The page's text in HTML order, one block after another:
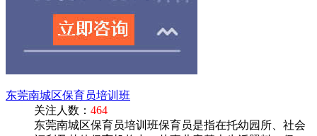
东莞南城区保育员培训班
关注人数： 464
东莞南城区保育员培训班保育员是指在托幼园所、社会